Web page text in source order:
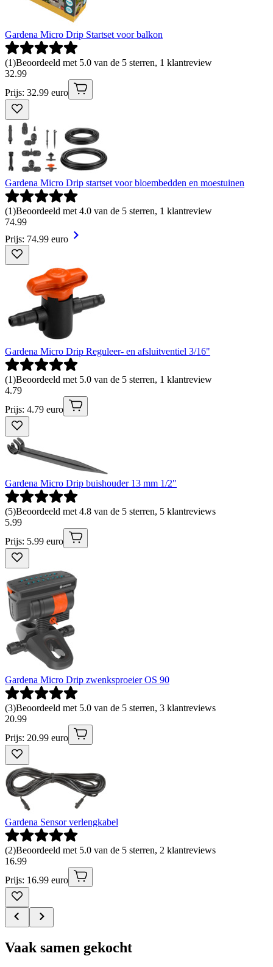
Gardena Micro Drip Startset voor balkon
(1)Beoordeeld met 5.0 van de 5 sterren, 1 klantreview
32.99
Prijs: 32.99 euro
Gardena Micro Drip startset voor bloembedden en moestuinen
(1)Beoordeeld met 4.0 van de 5 sterren, 1 klantreview
74.99
Prijs: 74.99 euro
Gardena Micro Drip Reguleer- en afsluitventiel 3/16"
(1)Beoordeeld met 5.0 van de 5 sterren, 1 klantreview
4.79
Prijs: 4.79 euro
Gardena Micro Drip buishouder 13 mm 1/2"
(5)Beoordeeld met 4.8 van de 5 sterren, 5 klantreviews
5.99
Prijs: 5.99 euro
Gardena Micro Drip zwenksproeier OS 90
(3)Beoordeeld met 5.0 van de 5 sterren, 3 klantreviews
20.99
Prijs: 20.99 euro
Gardena Sensor verlengkabel
(2)Beoordeeld met 5.0 van de 5 sterren, 2 klantreviews
16.99
Prijs: 16.99 euro
Vaak samen gekocht